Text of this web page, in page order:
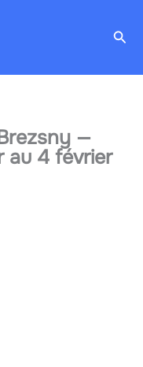
—
au 4 février